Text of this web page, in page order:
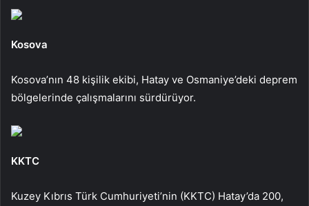
Kosova
Kosova’nın 48 kişilik ekibi, Hatay ve Osmaniye’deki deprem
bölgelerinde çalışmalarını sürdürüyor.
KKTC
Kuzey Kıbrıs Türk Cumhuriyeti’nin (KKTC) Hatay’da 200,